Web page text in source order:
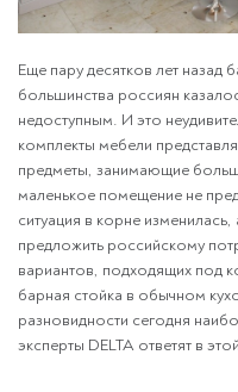
Еще пару десятков лет назад
большинства россиян
недоступным. И это
комплекты мебели
предметы, занимающие
маленькое помещение не
ситуация в корне
предложить российскому
вариантов, подходящих под
барная стойка в обычном
разновидности сегодня
эксперты DELTA ответят в